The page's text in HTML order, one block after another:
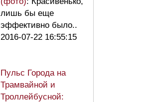
лишь бы еще
эффективно было..
2016-07-22 16:55:15
Пульс Города на
Трамвайной и
Троллейбусной: